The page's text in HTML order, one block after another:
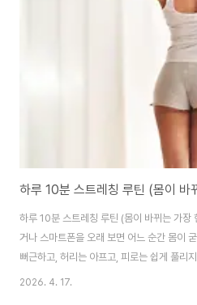
는 정보만 자세하게 알려드립니다.왜 저녁
동안 몸이 충분히 깨어 있고 근육과 관절이
하루 10분 스트레칭 루틴 (몸이 바
하루 10분 스트레칭 루틴 (몸이 바뀌는 가장
거나 스마트폰을 오래 보면 어느 순간 몸이
뻐근하고, 허리는 아프고, 피로는 쉽게 풀리
해야 한다는 건 알지만, 시간도 없고 의지도
2026. 4. 17.